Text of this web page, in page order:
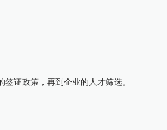
证政策，再到企业的人才筛选。